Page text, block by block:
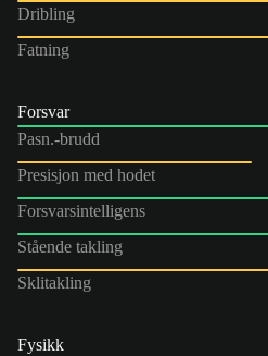
Dribling
Fatning
Forsvar
Pasn.-brudd
Presisjon med hodet
Forsvarsintelligens
Stående takling
Sklitakling
Fysikk